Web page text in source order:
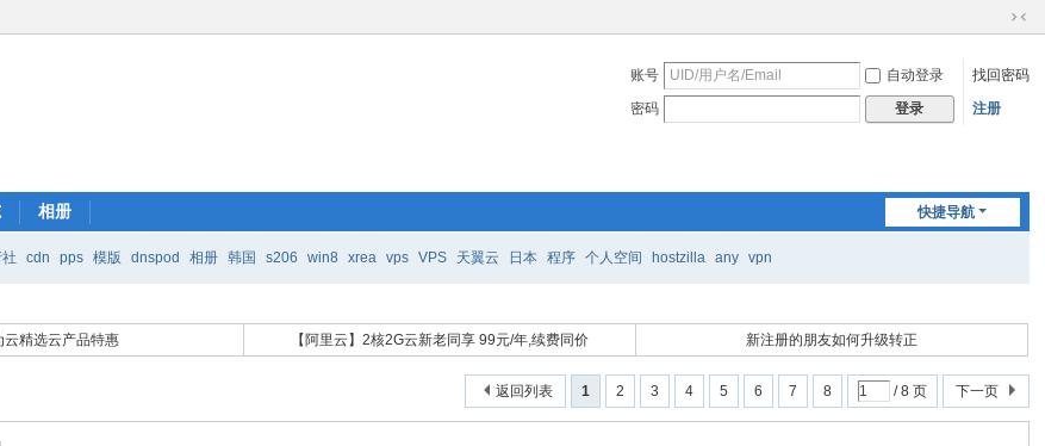
切
到
账号 自动登录
找回密码
密码
登录 注册
快捷导航
相册
cdn pps 模版 dnspod 相册 韩国 s206 win8 xrea vps VPS 天翼云 日本 程序 个人空间 hostzilla any vpn
云精选云产品特惠 【阿里云】2核2G云新老同享 99元/年,续费同价 新注册的朋友如何升级转正
1 2 3 4 5 6 7 8 / 8 页 下一页
返回列表